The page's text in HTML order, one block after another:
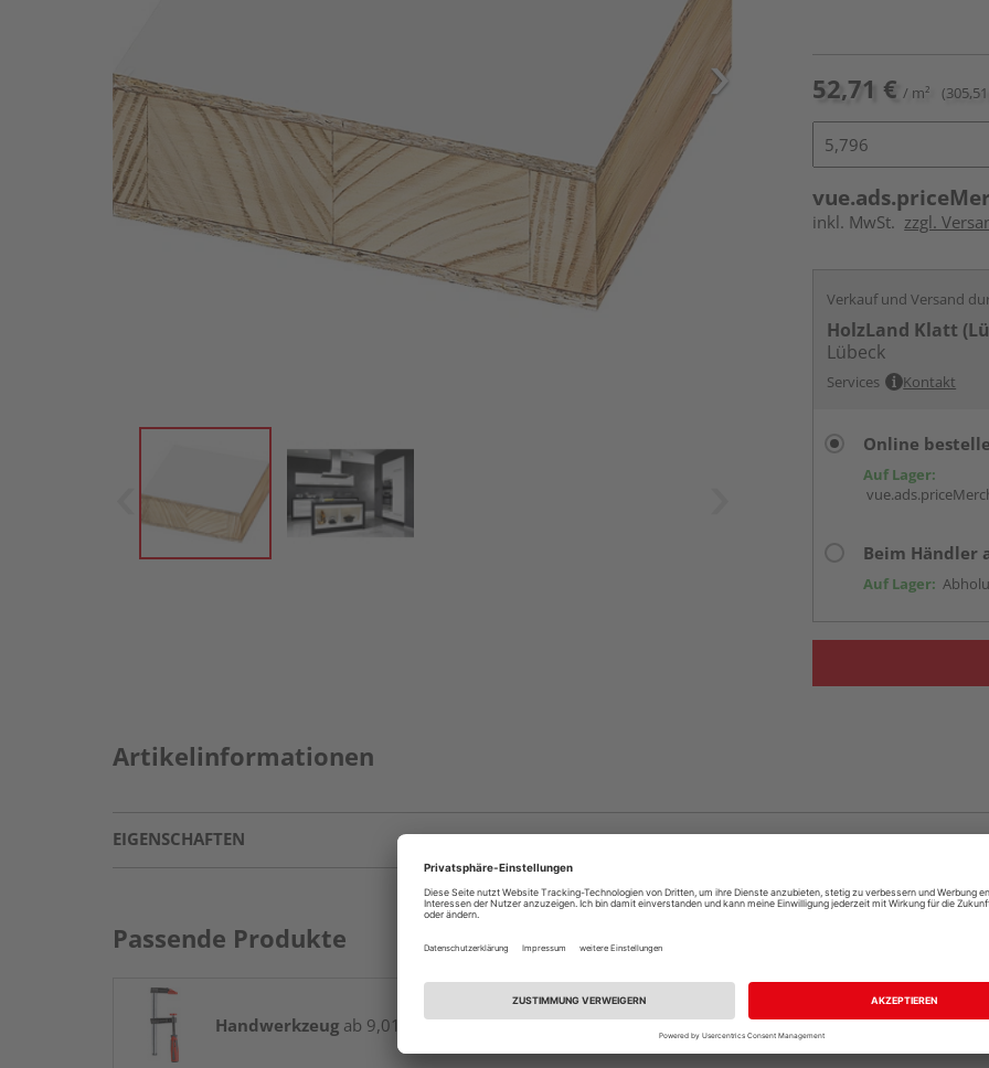
52,71 € / m²
inkl. MwSt. zzgl.
Verkauf und Versand
HolzLand Klatt
Lübeck
Services Kontakt
Online
Auf Lager:
Beim Händler
Auf Lager:
Artikelinformationen
EIGENSCHAFTEN
Passende Produkte
Handwerkzeug ab 9,01 € / Stk.